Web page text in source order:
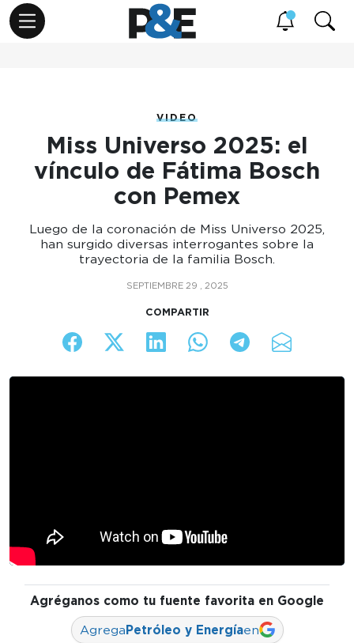
VIDEO
Miss Universo 2025: el
vínculo de Fátima Bosch
con Pemex
Luego de la coronación de Miss Universo 2025,
han surgido diversas interrogantes sobre la
trayectoria de la familia Bosch.
SEPTIEMBRE 29 , 2025
COMPARTIR
Agréganos como tu fuente favorita en Google
AgregaPetróleo y Energíaen